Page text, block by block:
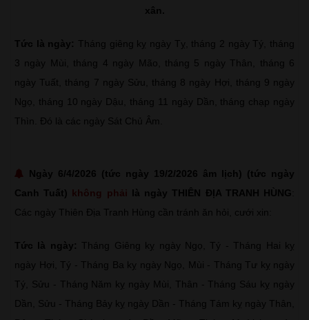
xân.
Tức là ngày: Tháng giêng kỵ ngày Tỵ, tháng 2 ngày Tý, tháng
3 ngày Mùi, tháng 4 ngày Mão, tháng 5 ngày Thân, tháng 6
ngày Tuất, tháng 7 ngày Sửu, tháng 8 ngày Hợi, tháng 9 ngày
Ngọ, tháng 10 ngày Dậu, tháng 11 ngày Dần, tháng chạp ngày
Thìn. Đó là các ngày Sát Chủ Âm.
Ngày 6/4/2026 (tức ngày 19/2/2026 âm lịch) (tức ngày
Canh Tuất) không phải là ngày THIÊN ĐỊA TRANH HÙNG
Các ngày Thiên Địa Tranh Hùng cần tránh ăn hỏi, cưới xin:
Tức là ngày: Tháng Giêng kỵ ngày Ngọ, Tý - Tháng Hai kỵ
ngày Hợi, Tý - Tháng Ba kỵ ngày Ngọ, Mùi - Tháng Tư kỵ ngày
Tý, Sửu - Tháng Năm kỵ ngày Mùi, Thân - Tháng Sáu kỵ ngày
Dần, Sửu - Tháng Bảy kỵ ngày Dần - Tháng Tám kỵ ngày Thân,